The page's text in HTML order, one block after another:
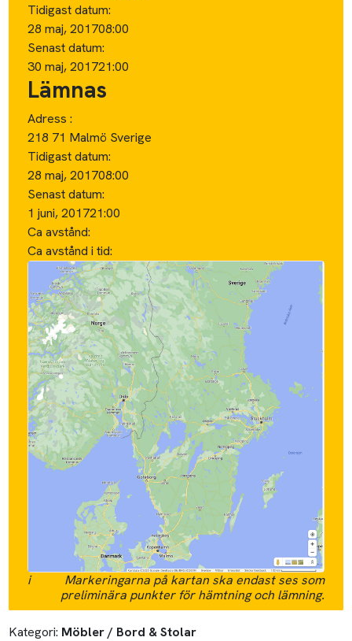
Tidigast datum:
28 maj, 201708:00
Senast datum:
30 maj, 201721:00
Lämnas
Adress :
218 71 Malmö Sverige
Tidigast datum:
28 maj, 201708:00
Senast datum:
1 juni, 201721:00
Ca avstånd:
Ca avstånd i tid:
i
Markeringarna på kartan ska endast ses som
preliminära punkter för hämtning och lämning.
Kategori: Möbler / Bord & Stolar